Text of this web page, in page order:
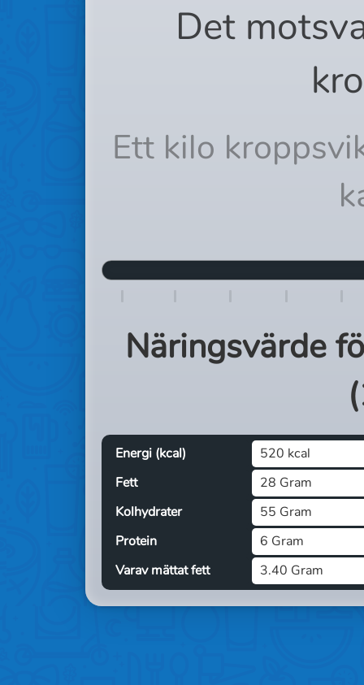
Det
Ett kilo
Näringsvärde
(
Energi (kcal)
520 kcal
Fett
28 Gram
Kolhydrater
55 Gram
Protein
6 Gram
Varav mättat fett
3.40 Gram